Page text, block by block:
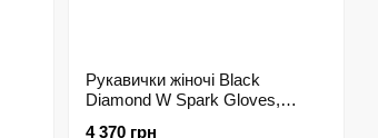
Рукавички жіночі Black
Diamond W Spark Gloves,
4 370 грн